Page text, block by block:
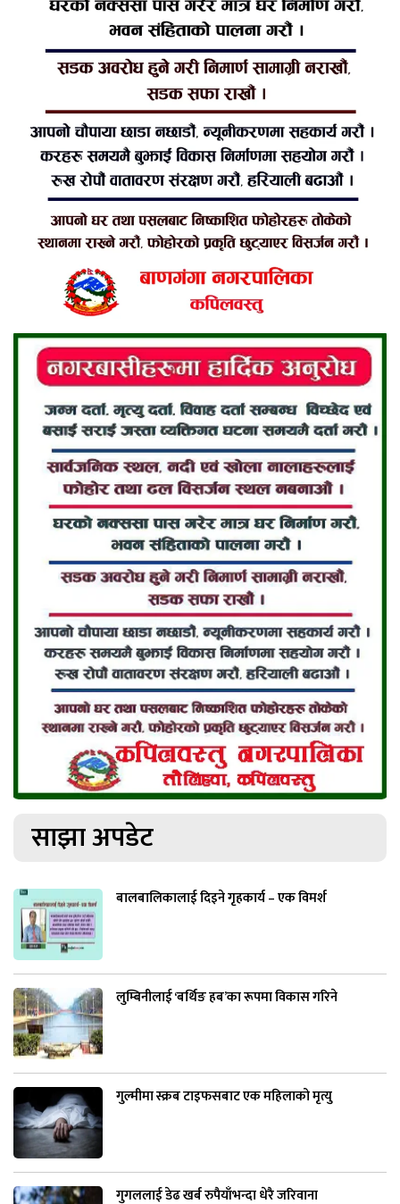
साझा अपडेट
बालबालिकालाई दिइने गृहकार्य – एक विमर्श
लुम्बिनीलाई ‘बर्थिङ हब’का रूपमा विकास गरिने
गुल्मीमा स्क्रब टाइफसबाट एक महिलाको मृत्यु
गुगललाई डेढ खर्ब रुपैयाँभन्दा धेरै जरिवाना